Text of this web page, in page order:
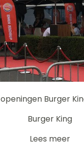
Burger
Burger King
Lees meer